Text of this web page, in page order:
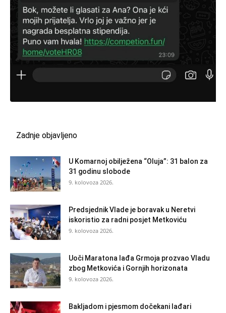
Zadnje objavljeno
U Komarnoj obilježena “Oluja”: 31 balon za
31 godinu slobode
9. kolovoza 2026.
Predsjednik Vlade je boravak u Neretvi
iskoristio za radni posjet Metkoviću
9. kolovoza 2026.
Uoči Maratona lađa Grmoja prozvao Vladu
zbog Metkovića i Gornjih horizonata
9. kolovoza 2026.
Bakljadom i pjesmom dočekani lađari